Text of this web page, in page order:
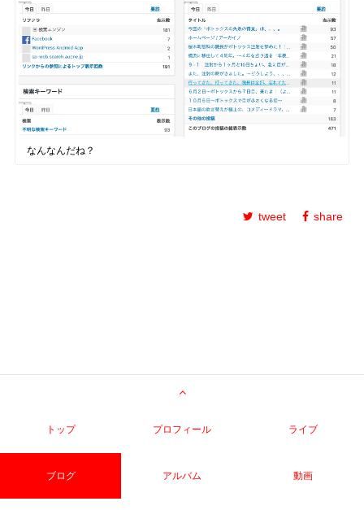
なんなんだね？
tweet share
トップ プロフィール ライブ
ブログ アルバム 動画